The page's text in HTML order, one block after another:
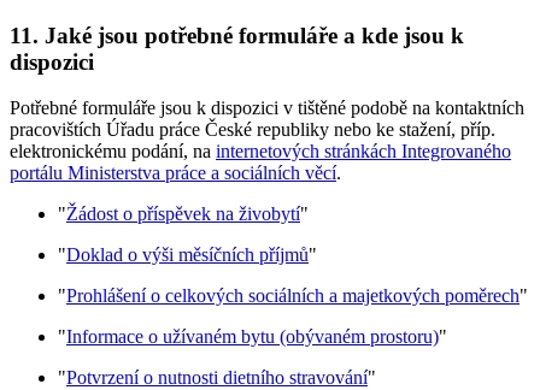
11. Jaké jsou potřebné formuláře a kde jsou k
dispozici
Potřebné formuláře jsou k dispozici v tištěné podobě na kontaktních
pracovištích Úřadu práce České republiky nebo ke stažení, příp.
elektronickému podání, na internetových stránkách Integrovaného
portálu Ministerstva práce a sociálních věcí.
"Žádost o příspěvek na živobytí"
"Doklad o výši měsíčních příjmů"
"Prohlášení o celkových sociálních a majetkových poměrech"
"Informace o užívaném bytu (obývaném prostoru)"
"Potvrzení o nutnosti dietního stravování"